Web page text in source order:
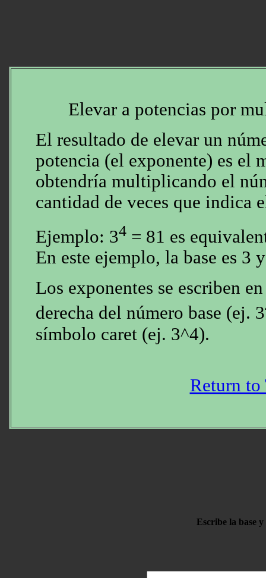
Elevar a potencias por
El resultado de elevar un
potencia (el exponente) es el
obtendría multiplicando el
cantidad de veces que indica
Ejemplo: 34 = 81 es
En este ejemplo, la base es 3
Los exponentes se escriben
derecha del número base (ej. 3
símbolo caret (ej. 3^4).
Return to
Escribe la base